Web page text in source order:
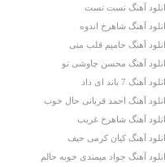
آهنگ تست تست
آهنگ شاهرخ اندوه
آهنگ حامیم قلب منی
آهنگ محسن چاوشی تو
آهنگ 7 باند ای داد
آهنگ احمد قربانی حال خوب
آهنگ شاهرخ غریب
آهنگ کیان کرمی حیف
آهنگ جواد میمندی خوبه حالم